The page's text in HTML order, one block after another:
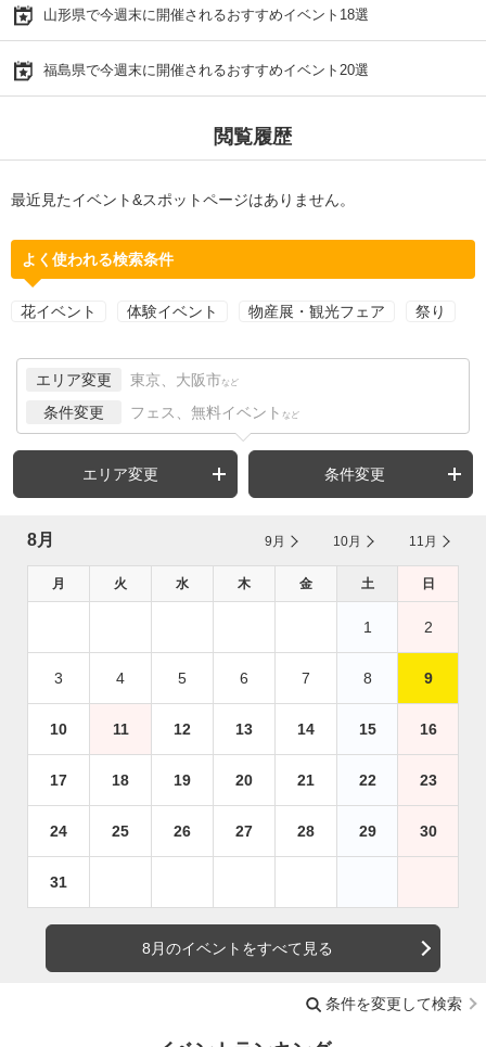
山形県で今週末に開催されるおすすめイベント18選
福島県で今週末に開催されるおすすめイベント20選
閲覧履歴
最近見たイベント&スポットページはありません。
よく使われる検索条件
花イベント 体験イベント 物産展・観光フェア 祭り
エリア変更 東京、大阪市 など
条件変更 フェス、無料イベント など
エリア変更 条件変更
8月 9月 10月 11月
月 火 水 木 金 土 日
1 2
3 4 5 6 7 8 9
10 11 12 13 14 15 16
17 18 19 20 21 22 23
24 25 26 27 28 29 30
31
8月のイベントをすべて見る
条件を変更して検索